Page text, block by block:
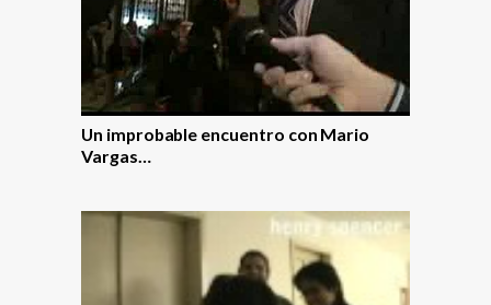
Un improbable encuentro con Mario
Vargas…